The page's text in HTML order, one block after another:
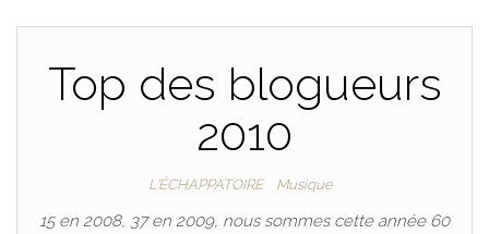
Top des blogueurs
2010
L'ÉCHAPPATOIRE Musique
15 en 2008, 37 en 2009, nous sommes cette année 60